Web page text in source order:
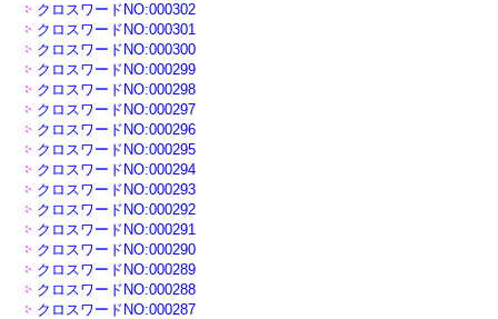
クロスワードNO:000302
クロスワードNO:000301
クロスワードNO:000300
クロスワードNO:000299
クロスワードNO:000298
クロスワードNO:000297
クロスワードNO:000296
クロスワードNO:000295
クロスワードNO:000294
クロスワードNO:000293
クロスワードNO:000292
クロスワードNO:000291
クロスワードNO:000290
クロスワードNO:000289
クロスワードNO:000288
クロスワードNO:000287